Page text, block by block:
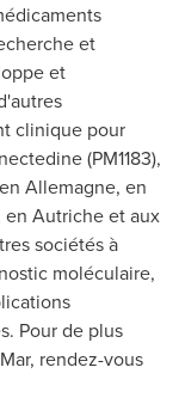
et
et
clinique pour
(PM1183),
Allemagne, en
en Autriche et aux
sociétés à
moléculaire,
Pour de plus
rendez-vous